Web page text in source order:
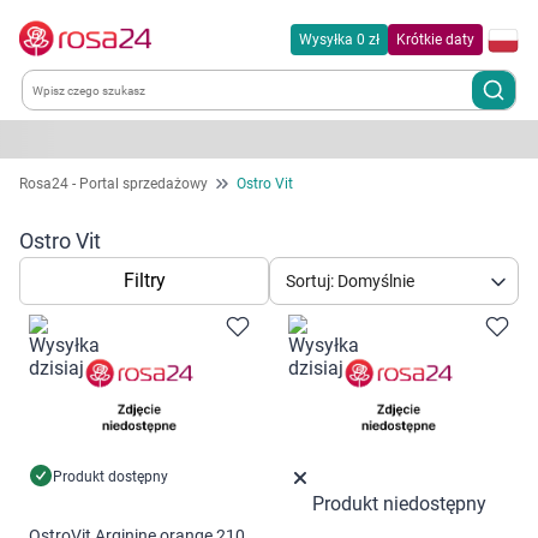
Wysyłka 0 zł Krótkie daty
Kategorie
Chemia gospodarcza
Dla zwierząt
Dom i ogród
Kobieta w ciąży i mama
Rosa24 - Portal sprzedażowy Ostro Vit
Ostro Vit
Filtry Sortuj: Domyślnie
Produkt dostępny
Produkt niedostępny